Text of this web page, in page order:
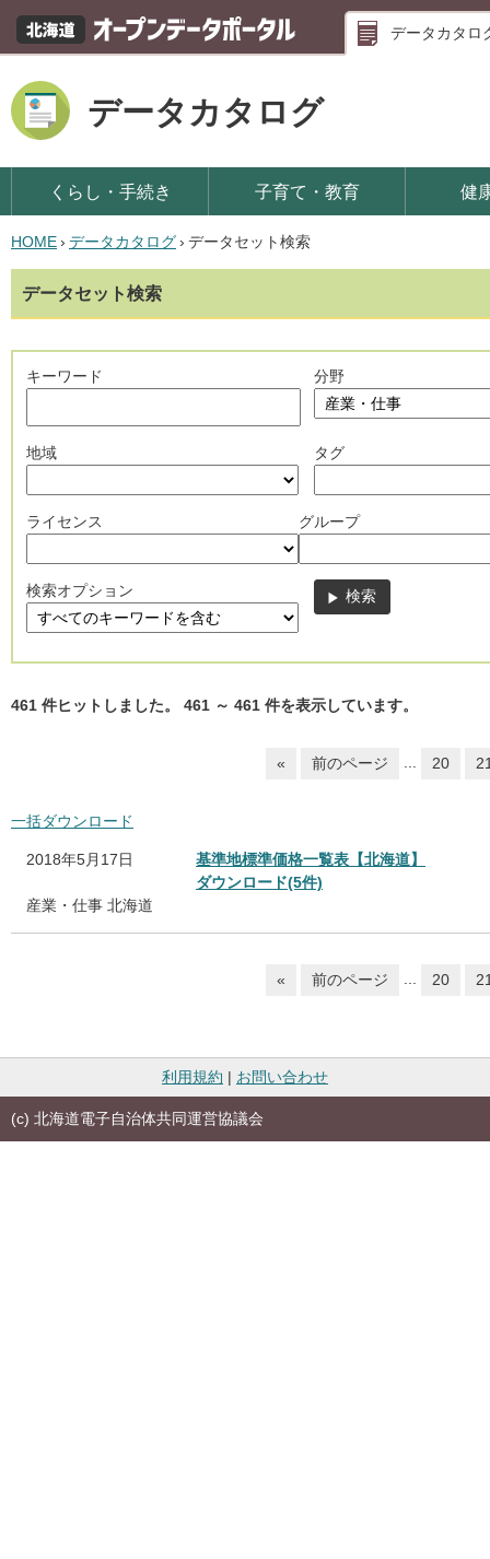
データカタロ
データカタログ
くらし・手続き 子育て・教育 健
HOME› データカタログ› データセット検索
データセット検索
キーワード 分野
地域 タグ
ライセンス グループ
検索オプション
461 件ヒットしました。 461 ～ 461 件を表示しています。
« 前のページ ... 20
一括ダウンロード
2018年5月17日
基準地標準価格一覧表【北海道】
ダウンロード(5件)
産業・仕事 北海道
« 前のページ ... 20
利用規約 | お問い合わせ
(c) 北海道電子自治体共同運営協議会